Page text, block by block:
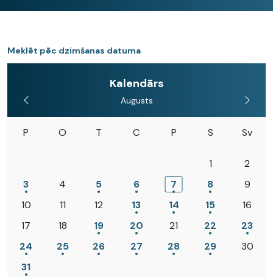
Meklēt pēc dzimšanas datuma
Kalendārs
Augusts
P O T C P S Sv
1
2
3
4 5 6 7 8
9
10
11 12 13 14 15
16
17
18 19 20 21 22
23
24
25 26 27 28 29
30
31